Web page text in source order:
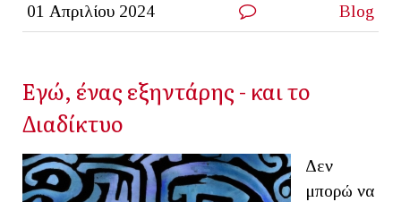
01 Απριλίου 2024 Blog
Εγώ, ένας εξηντάρης - και το
Διαδίκτυο
Δεν
μπορώ να